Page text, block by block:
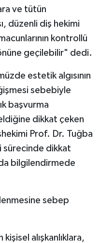
ve tütün
düzenli diş hekimi
kontrollü
geçilebilir" dedi.
estetik algısının
sebebiyle
başvurma
dikkat çeken
Prof. Dr. Tuğba
sürecinde dikkat
bilgilendirmede
sebep
alışkanlıklara,